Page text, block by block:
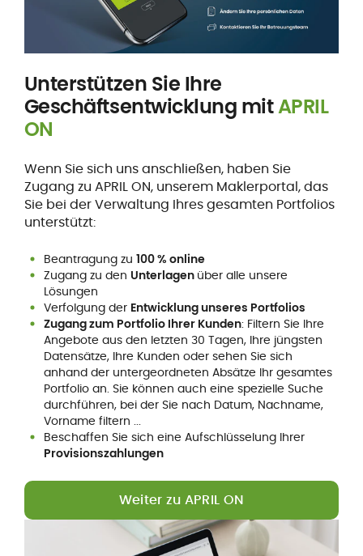
Unterstützen Sie Ihre
Geschäftsentwicklung mitAPRIL
ON
Wenn Sie sich uns anschließen, haben Sie
Zugang zu APRIL ON, unserem Maklerportal, das
Sie bei der Verwaltung Ihres gesamten Portfolios
unterstützt:
Beantragung zu 100 % online
Zugang zu den Unterlagen über alle unsere
Lösungen
Verfolgung der Entwicklung unseres Portfolios
Zugang zum Portfolio Ihrer Kunden: Filtern Sie Ihre
Angebote aus den letzten 30 Tagen, Ihre jüngsten
Datensätze, Ihre Kunden oder sehen Sie sich
anhand der untergeordneten Absätze Ihr gesamtes
Portfolio an. Sie können auch eine spezielle Suche
durchführen, bei der Sie nach Datum, Nachname,
Vorname filtern ...
Beschaffen Sie sich eine Aufschlüsselung Ihrer
Provisionszahlungen
Weiter zu APRIL ON